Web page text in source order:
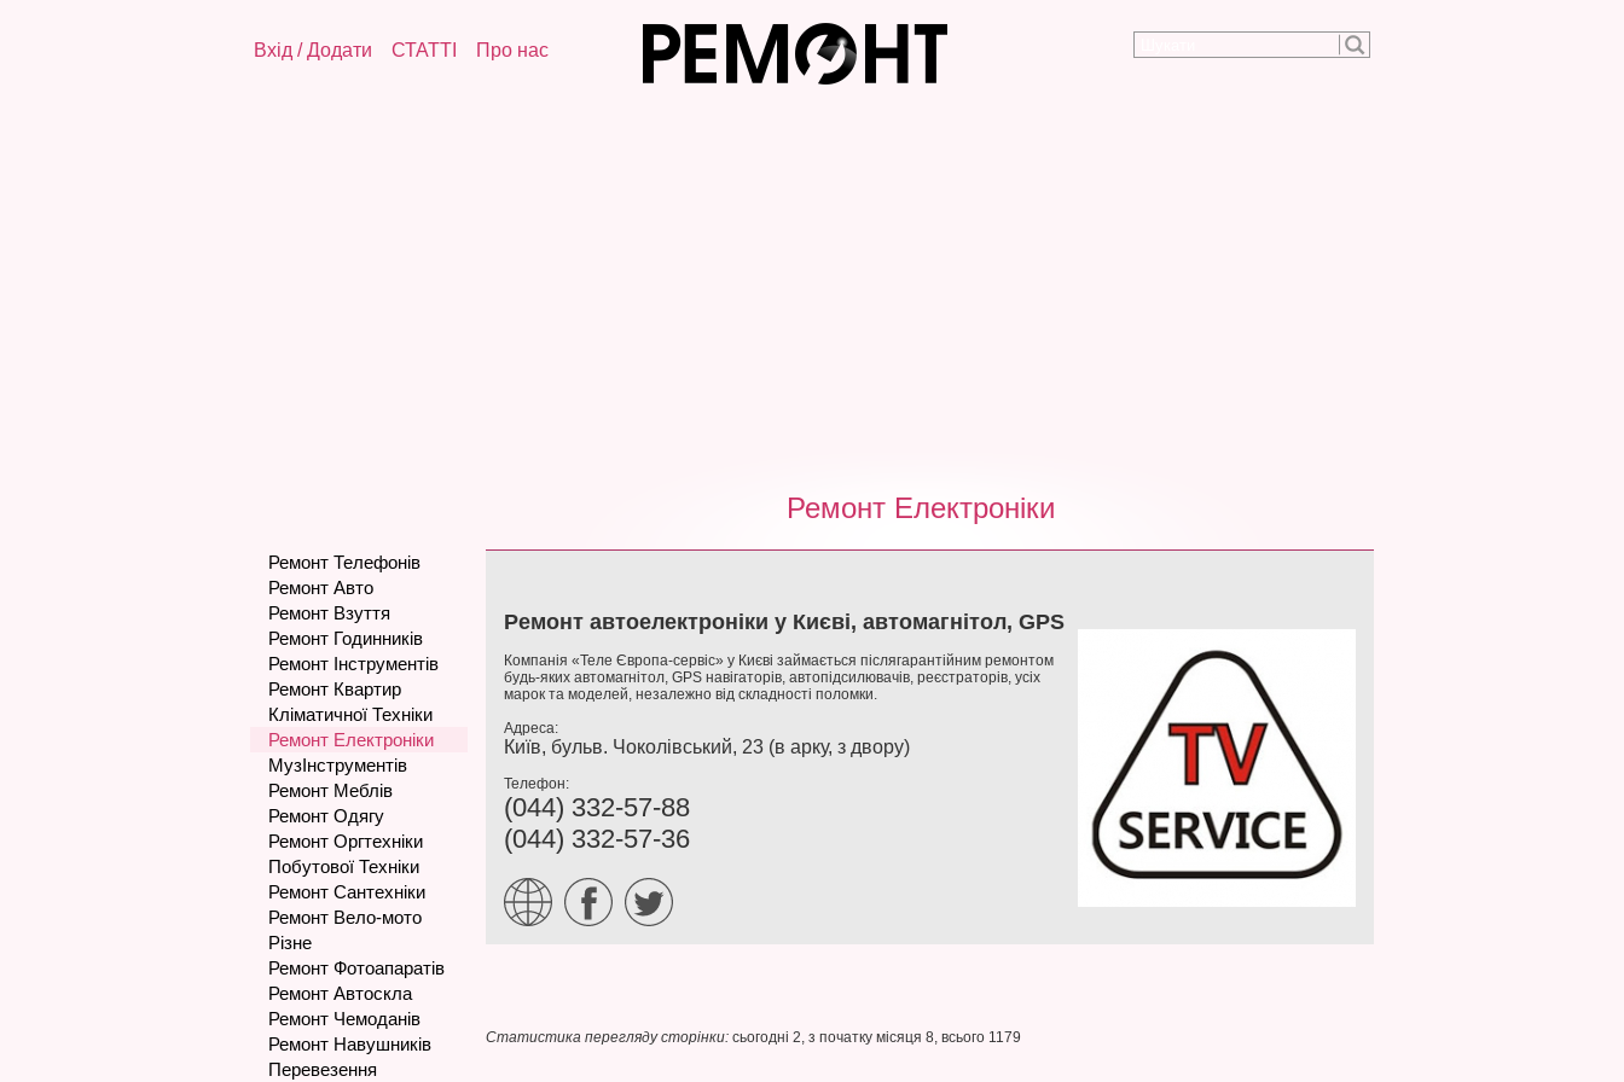
Вхід /Додати СТАТТІ Про нас
Ремонт Електроніки
Ремонт Телефонів
Ремонт Авто
Ремонт Взуття
Ремонт Годинників
Ремонт Інструментів
Ремонт Квартир
Кліматичної Техніки
Ремонт Електроніки
МузІнструментів
Ремонт Меблів
Ремонт Одягу
Ремонт Оргтехніки
Побутової Техніки
Ремонт Сантехніки
Ремонт Вело-мото
Різне
Ремонт Фотоапаратів
Ремонт Автоскла
Ремонт Чемоданів
Ремонт Навушників
Перевезення
Ремонт автоелектроніки у Києві, автомагнітол, GPS
Компанія «Теле Європа-сервіс» у Києві займається післягарантійним ремонтом
будь-яких автомагнітол, GPS навігаторів, автопідсилювачів, реєстраторів, усіх
марок та моделей, незалежно від складності поломки.
Адреса:
Київ, бульв. Чоколівський, 23 (в арку, з двору)
Телефон:
(044) 332-57-88
(044) 332-57-36
Статистика перегляду сторінки: сьогодні 2, з початку місяця 8, всього 1179